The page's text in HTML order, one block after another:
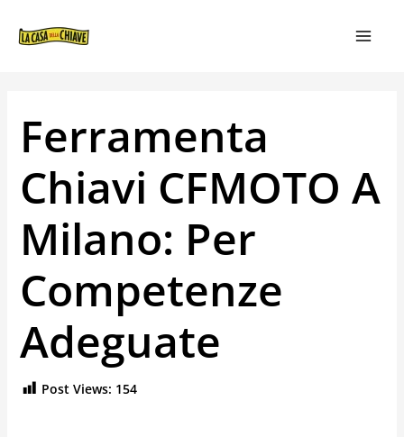
Ferramenta
Chiavi CFMOTO A
Milano: Per
Competenze
Adeguate
Post Views: 154
ARTICOLI